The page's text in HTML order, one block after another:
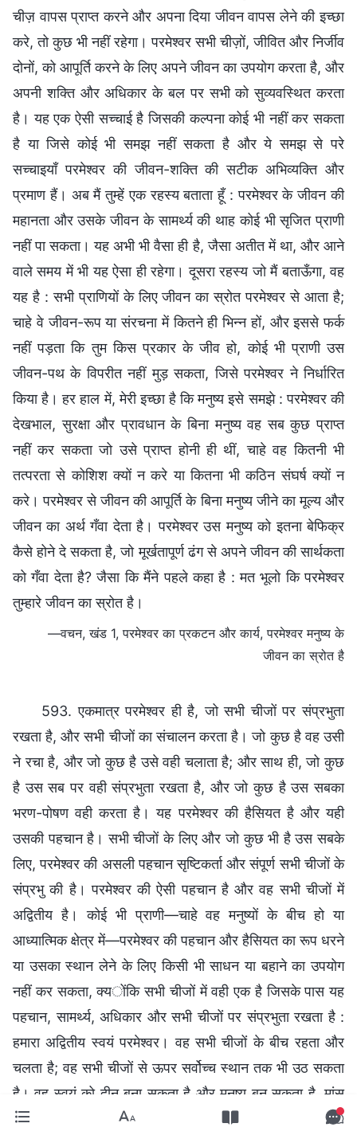
चीज़ वापस प्राप्त करने और अपना दिया जीवन वापस लेने की इच्छा
करे, तो कुछ भी नहीं रहेगा। परमेश्वर सभी चीज़ों, जीवित और निर्जीव
दोनों, को आपूर्ति करने के लिए अपने जीवन का उपयोग करता है, और
अपनी शक्ति और अधिकार के बल पर सभी को सुव्यवस्थित करता
है। यह एक ऐसी सच्चाई है जिसकी कल्पना कोई भी नहीं कर सकता
है या जिसे कोई भी समझ नहीं सकता है और ये समझ से परे
सच्चाइयाँ परमेश्वर की जीवन-शक्ति की सटीक अभिव्यक्ति और
प्रमाण हैं। अब मैं तुम्हें एक रहस्य बताता हूँ : परमेश्वर के जीवन की
महानता और उसके जीवन के सामर्थ्य की थाह कोई भी सृजित प्राणी
नहीं पा सकता। यह अभी भी वैसा ही है, जैसा अतीत में था, और आने
वाले समय में भी यह ऐसा ही रहेगा। दूसरा रहस्य जो मैं बताऊँगा, वह
यह है : सभी प्राणियों के लिए जीवन का स्रोत परमेश्वर से आता है;
चाहे वे जीवन-रूप या संरचना में कितने ही भिन्न हों, और इससे फर्क
नहीं पड़ता कि तुम किस प्रकार के जीव हो, कोई भी प्राणी उस
जीवन-पथ के विपरीत नहीं मुड़ सकता, जिसे परमेश्वर ने निर्धारित
किया है। हर हाल में, मेरी इच्छा है कि मनुष्य इसे समझे : परमेश्वर की
देखभाल, सुरक्षा और प्रावधान के बिना मनुष्य वह सब कुछ प्राप्त
नहीं कर सकता जो उसे प्राप्त होनी ही थीं, चाहे वह कितनी भी
तत्परता से कोशिश क्यों न करे या कितना भी कठिन संघर्ष क्यों न
करे। परमेश्वर से जीवन की आपूर्ति के बिना मनुष्य जीने का मूल्य और
जीवन का अर्थ गँवा देता है। परमेश्वर उस मनुष्य को इतना बेफिक्र
कैसे होने दे सकता है, जो मूर्खतापूर्ण ढंग से अपने जीवन की सार्थकता
को गँवा देता है? जैसा कि मैंने पहले कहा है : मत भूलो कि परमेश्वर
तुम्हारे जीवन का स्रोत है।
—वचन, खंड 1, परमेश्वर का प्रकटन और कार्य, परमेश्वर मनुष्य के
जीवन का स्रोत है
593. एकमात्र परमेश्वर ही है, जो सभी चीजों पर संप्रभुता
रखता है, और सभी चीजों का संचालन करता है। जो कुछ है वह उसी
ने रचा है, और जो कुछ है उसे वही चलाता है; और साथ ही, जो कुछ
है उस सब पर वही संप्रभुता रखता है, और जो कुछ है उस सबका
भरण-पोषण वही करता है। यह परमेश्वर की हैसियत है और यही
उसकी पहचान है। सभी चीजों के लिए और जो कुछ भी है उस सबके
लिए, परमेश्वर की असली पहचान सृष्टिकर्ता और संपूर्ण सभी चीजों के
संप्रभु की है। परमेश्वर की ऐसी पहचान है और वह सभी चीजों में
अद्वितीय है। कोई भी प्राणी—चाहे वह मनुष्यों के बीच हो या
आध्यात्मिक क्षेत्र में—परमेश्वर की पहचान और हैसियत का रूप धरने
या उसका स्थान लेने के लिए किसी भी साधन या बहाने का उपयोग
नहीं कर सकता, क्योंकि सभी चीजों में वही एक है जिसके पास यह
पहचान, सामर्थ्य, अधिकार और सभी चीजों पर संप्रभुता रखता है :
हमारा अद्वितीय स्वयं परमेश्वर। वह सभी चीजों के बीच रहता और
चलता है; वह सभी चीजों से ऊपर सर्वोच्च स्थान तक भी उठ सकता
है। वह स्वयं को दीन बना सकता है और मनुष्य बन सकता है, मांस
और लहू से बने मनुष्यों में से एक बन सकता है, लोगों के आमने-सामने